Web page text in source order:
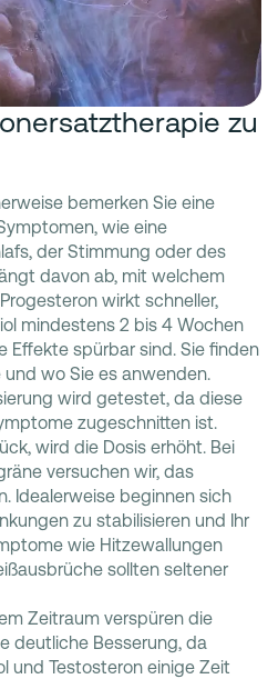
zu
bemerken Sie eine
wie eine
der Stimmung oder des
davon ab, mit welchem
wirkt schneller,
mindestens 2 bis 4 Wochen
Effekte spürbar sind. Sie finden
und wo Sie es anwenden.
wird getestet, da diese
zugeschnitten ist.
wird die Dosis erhöht. Bei
versuchen wir, das
Idealerweise beginnen sich
zu stabilisieren und Ihr
wie Hitzewallungen
sollten seltener
Zeitraum verspüren die
deutliche Besserung, da
und Testosteron einige Zeit